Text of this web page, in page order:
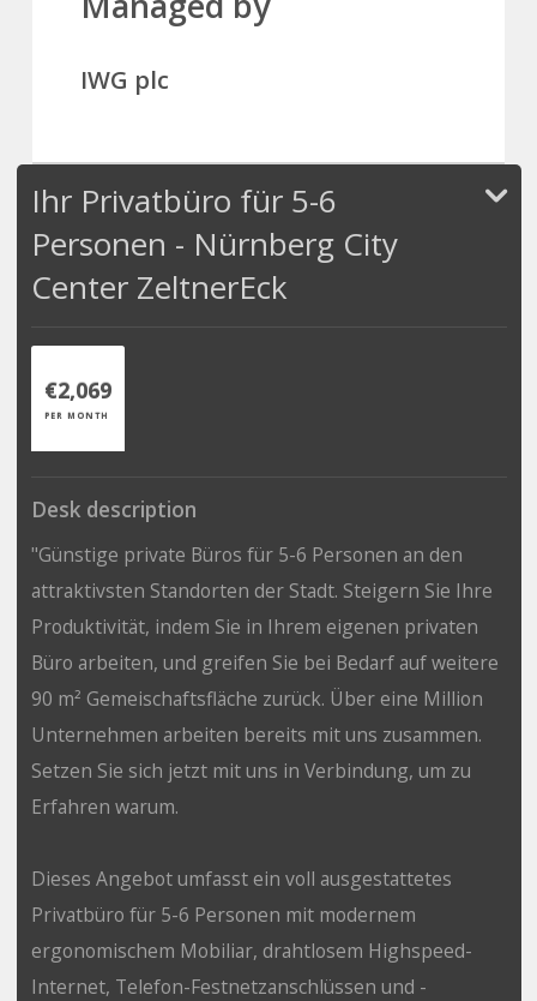
IWG plc
Ihr Privatbüro für 5-6
Personen - Nürnberg City
Center ZeltnerEck
€2,069
PER MONTH
Desk description
"Günstige private Büros für 5-6 Personen an den
attraktivsten Standorten der Stadt. Steigern Sie Ihre
Produktivität, indem Sie in Ihrem eigenen privaten
Büro arbeiten, und greifen Sie bei Bedarf auf weitere
90 m² Gemeischaftsfläche zurück. Über eine Million
Unternehmen arbeiten bereits mit uns zusammen.
Setzen Sie sich jetzt mit uns in Verbindung, um zu
Erfahren warum.
Dieses Angebot umfasst ein voll ausgestattetes
Privatbüro für 5-6 Personen mit modernem
ergonomischem Mobiliar, drahtlosem Highspeed-
Internet, Telefon-Festnetzanschlüssen und -